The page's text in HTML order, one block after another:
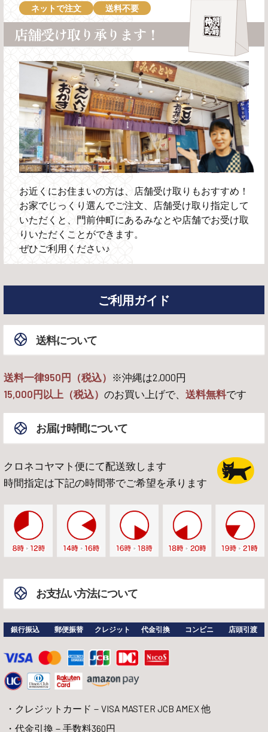
ネットで注文 送料不要
店舗受け取り承ります！
お近くにお住まいの方は、店舗受け取りもおすすめ！
お家でじっくり選んでご注文、店舗受け取り指定して
いただくと、門前仲町にあるみなとや店舗でお受け取
りいただくことができます。
ぜひご利用ください♪
ご利用ガイド
送料について
送料一律950円（税込） ※沖縄は2,000円
15,000円以上（税込） のお買い上げで、 送料無料です
お届け時間について
クロネコヤマト便にて配送致します
時間指定は下記の時間帯でご希望を承ります
お支払い方法について
銀行振込 郵便振替 クレジット 代金引換 コンビニ 店頭引渡
クレジットカード－VISA MASTER JCB AMEX 他
代金引換－手数料360円